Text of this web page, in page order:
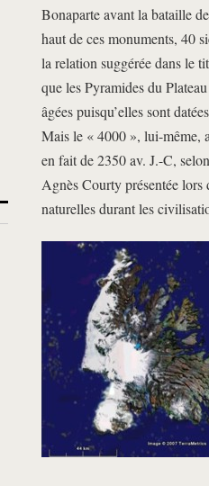
Bonaparte avant la bataille
haut de ces monuments, 40
la relation suggérée dans le
que les Pyramides du
âgées puisqu’elles sont
Mais le « 4000 », lui-même,
en fait de 2350 av. J.-C,
Agnès Courty présentée lors
naturelles durant les